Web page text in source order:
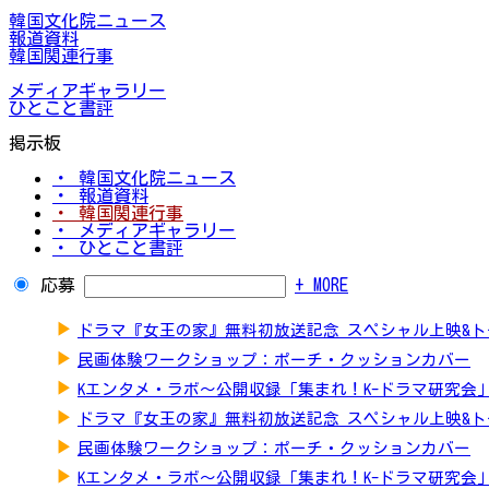
韓国文化院ニュース
報道資料
韓国関連行事
メディアギャラリー
ひとこと書評
掲示板
・ 韓国文化院ニュース
・ 報道資料
・ 韓国関連行事
・ メディアギャラリー
・ ひとこと書評
応募 + MORE
▶ ドラマ『女王の家』無料初放送記念 スペシャル上映&
▶ 民画体験ワークショップ：ポーチ・クッションカバー
▶ Kエンタメ・ラボ～公開収録「集まれ！K-ドラマ研究会」
▶ ドラマ『女王の家』無料初放送記念 スペシャル上映&
▶ 民画体験ワークショップ：ポーチ・クッションカバー
▶ Kエンタメ・ラボ～公開収録「集まれ！K-ドラマ研究会」